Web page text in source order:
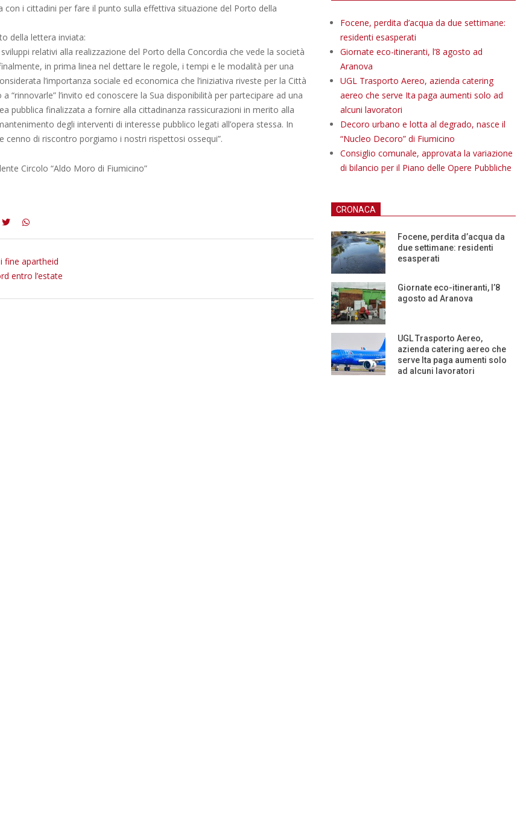
con i cittadini per fare il punto sulla effettiva situazione del Porto della
della lettera inviata:
relativi alla realizzazione del Porto della Concordia che vede la società
in prima linea nel dettare le regole, i tempi e le modalità per una
l’importanza sociale ed economica che l’iniziativa riveste per la Città
“rinnovarle” l’invito ed conoscere la Sua disponibilità per partecipare ad una
pubblica finalizzata a fornire alla cittadinanza rassicurazioni in merito alla
degli interventi di interesse pubblico legati all’opera stessa. In
cenno di riscontro porgiamo i nostri rispettosi ossequi”.
Circolo “Aldo Moro di Fiumicino”
fine apartheid
entro l’estate
Focene, perdita d’acqua da due settimane:
residenti esasperati
Giornate eco-itineranti, l’8 agosto ad
Aranova
UGL Trasporto Aereo, azienda catering
aereo che serve Ita paga aumenti solo ad
alcuni lavoratori
Decoro urbano e lotta al degrado, nasce il
“Nucleo Decoro” di Fiumicino
Consiglio comunale, approvata la variazione
di bilancio per il Piano delle Opere Pubbliche
CRONACA
Focene, perdita d’acqua da
due settimane: residenti
esasperati
Giornate eco-itineranti, l’8
agosto ad Aranova
UGL Trasporto Aereo,
azienda catering aereo che
serve Ita paga aumenti solo
ad alcuni lavoratori